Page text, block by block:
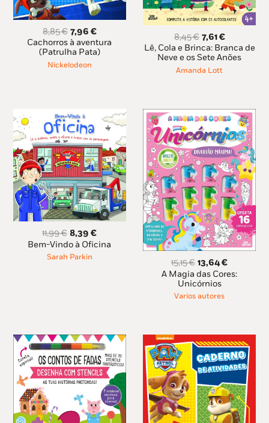
8,85€ O
preço
original
era:
7,96 €O
preço
atual
Cachorros à aventura
(Patrulha Pata)
Nickelodeon
8,45€ O
preço
original
era:
7,61€O
preço
atual
Lê, Cola e Brinca: Branca de
Neve e os Sete Anões
Amanda Lott
11,99€ O
preço
original
8,39€O
preço
Bem-Vindo à Oficina
Sarah Parkin
15,15€ O
preço
original
era:
13,64€O
preço
A Magia das Cores:
Unicórnios
Varios autores